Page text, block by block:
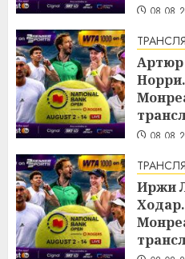
Иржи
Ходар.